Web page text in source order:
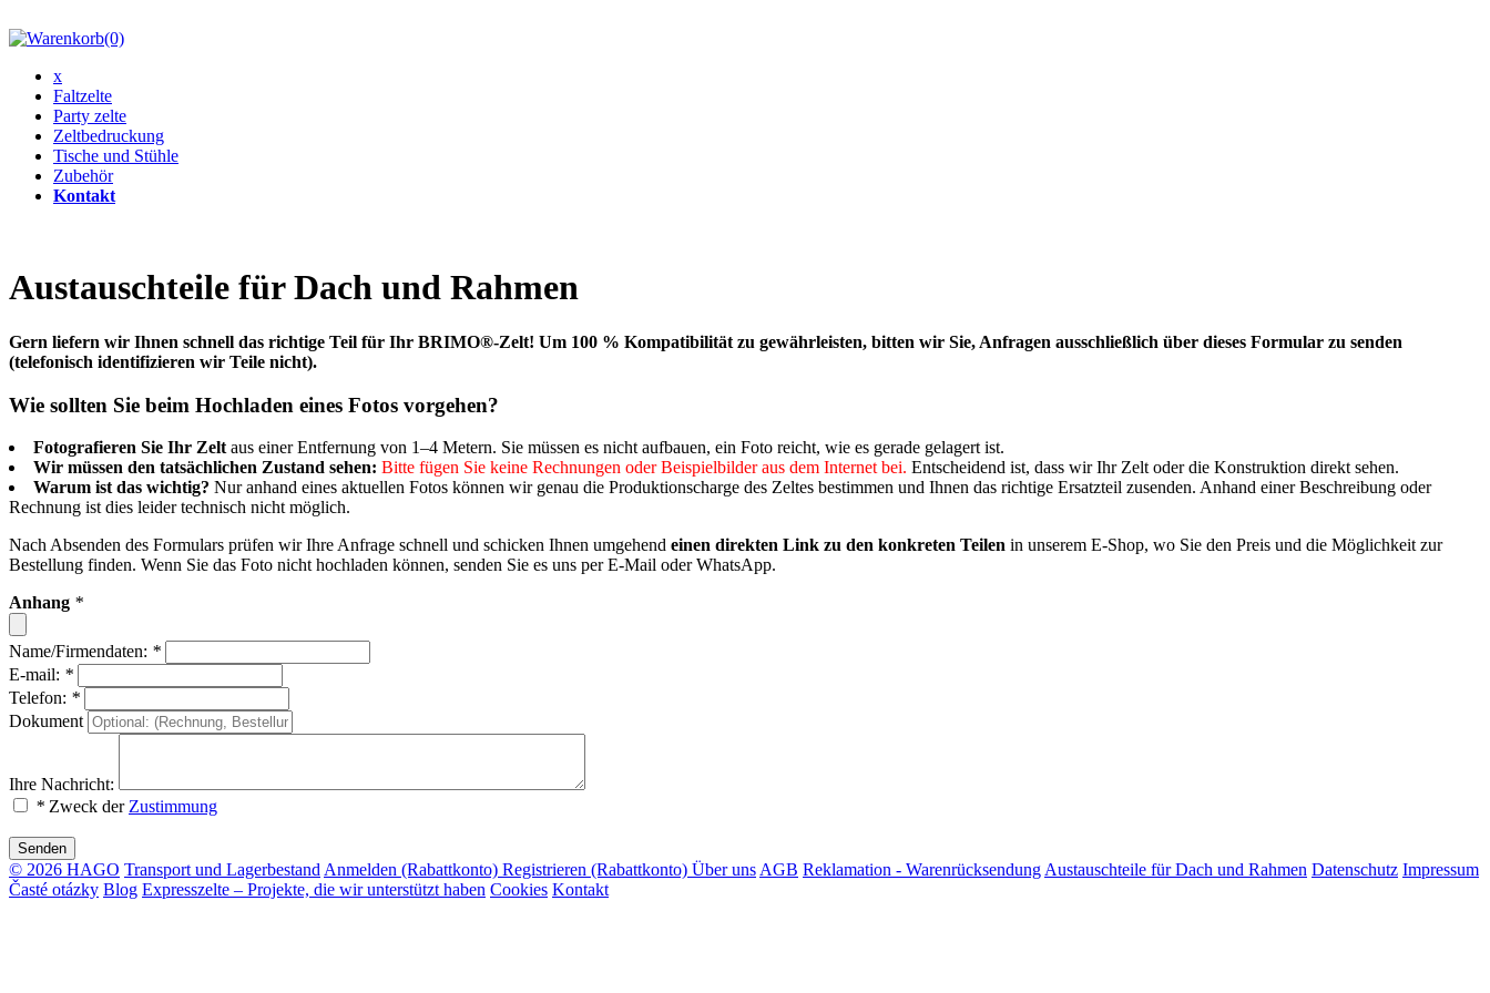
(0)
x
Faltzelte
Party zelte
Zeltbedruckung
Tische und Stühle
Zubehör
Kontakt
Austauschteile für Dach und Rahmen
Gern liefern wir Ihnen schnell das richtige Teil für Ihr BRIMO®-Zelt! Um 100 % Kompatibilität zu gewährleisten, bitten wir Sie, Anfragen ausschließlich über dieses Formular zu senden
(telefonisch identifizieren wir Teile nicht).
Wie sollten Sie beim Hochladen eines Fotos vorgehen?
Fotografieren Sie Ihr Zelt aus einer Entfernung von 1–4 Metern. Sie müssen es nicht aufbauen, ein Foto reicht, wie es gerade gelagert ist.
Wir müssen den tatsächlichen Zustand sehen: Bitte fügen Sie keine Rechnungen oder Beispielbilder aus dem Internet bei. Entscheidend ist, dass wir Ihr Zelt oder die Konstruktion direkt sehen.
Warum ist das wichtig? Nur anhand eines aktuellen Fotos können wir genau die Produktionscharge des Zeltes bestimmen und Ihnen das richtige Ersatzteil zusenden. Anhand einer Beschreibung oder
Rechnung ist dies leider technisch nicht möglich.
Nach Absenden des Formulars prüfen wir Ihre Anfrage schnell und schicken Ihnen umgehend einen direkten Link zu den konkreten Teilen in unserem E-Shop, wo Sie den Preis und die Möglichkeit zur
Bestellung finden. Wenn Sie das Foto nicht hochladen können, senden Sie es uns per E‑Mail oder WhatsApp.
Anhang *
Name/Firmendaten: *
E-mail: *
Telefon: *
Dokument
Ihre Nachricht:
* Zweck der Zustimmung
Senden
© 2026 HAGO Transport und Lagerbestand Anmelden (Rabattkonto) Registrieren (Rabattkonto) Über uns AGB Reklamation - Warenrücksendung Austauschteile für Dach und Rahmen Datenschutz Impressum
Časté otázky Blog Expresszelte – Projekte, die wir unterstützt haben Cookies Kontakt